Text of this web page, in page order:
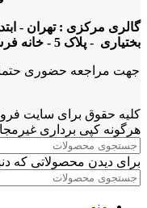
گالری مرکزی : تهران -
بختیاری - پلاک 5 - خانه فرش هایکارپت
جهت مراجعه حضوری
کلیه حقوق برای سایت
هرگونه کپی برداری
برای دیدن محصولاتی که